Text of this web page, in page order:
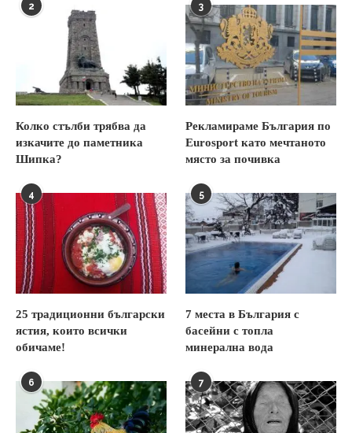
2
Колко стълби трябва да
изкачите до паметника
Шипка?
3
Рекламираме България по
Eurosport като мечтаното
място за почивка
4
25 традиционни български
ястия, които всички
обичаме!
5
7 места в България с
басейни с топла
минерална вода
6 7